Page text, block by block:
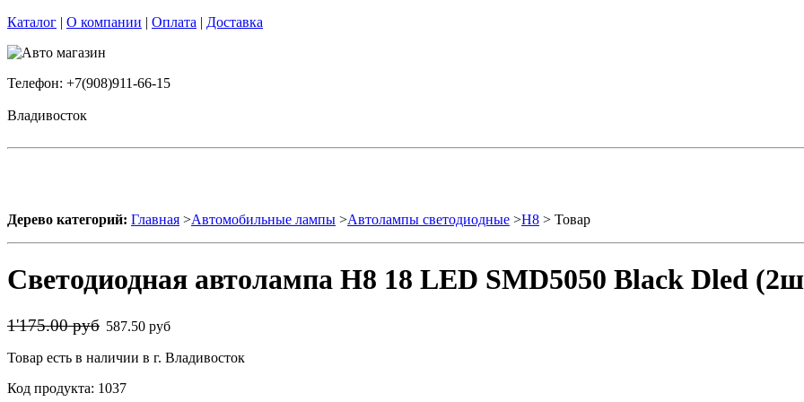
Каталог | О компании | Оплата | Доставка
Телефон: +7(908)911-66-15
Владивосток
Дерево категорий: Главная >Автомобильные лампы >Автолампы светодиодные >H8 > Товар
Светодиодная автолампа H8 18 LED SMD5050 Black Dled
1'175.00 руб 587.50 руб
Товар есть в наличии в г. Владивосток
Код продукта: 1037